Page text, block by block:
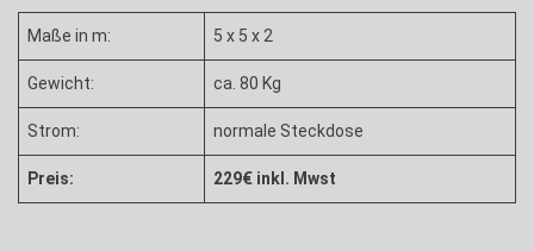
Maße in m: 5 x 5 x 2
Gewicht: ca. 80 Kg
Strom: normale Steckdose
Preis: 229€ inkl. Mwst